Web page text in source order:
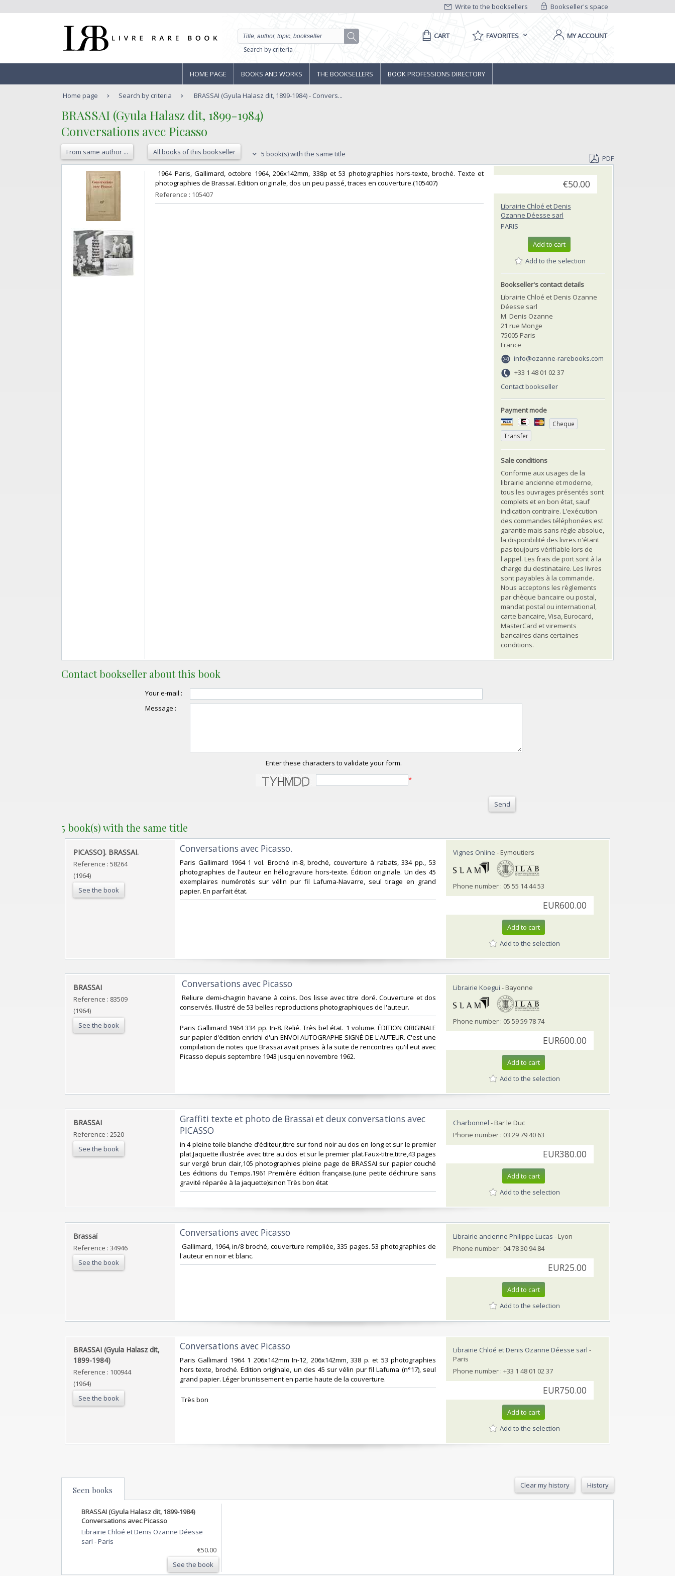
Bookseller's space
Write to the booksellers
Search by criteria
CART FAVORITES MY ACCOUNT
HOME PAGE BOOKS AND WORKS THE BOOKSELLERS BOOK PROFESSIONS DIRECTORY
Home page Search by criteria BRASSAI (Gyula Halasz dit, 1899-1984) - Convers...
‎BRASSAI (Gyula Halasz dit, 1899-1984)‎
‎Conversations avec Picasso‎
From same author ... All books of this bookseller 5 book(s) with the same title
PDF
‎ 1964 Paris, Gallimard, octobre 1964, 206x142mm, 338p et 53 photographies hors-texte, broché. Texte et
photographies de Brassaï. Edition originale, dos un peu passé, traces en couverture.(105407) ‎
Reference : 105407
€50.00
Librairie Chloé et Denis
Ozanne Déesse sarl
PARIS
Add to cart
Add to the selection
Bookseller's contact details
Librairie Chloé et Denis Ozanne
Déesse sarl
M. Denis Ozanne
21 rue Monge
75005 Paris
France
info@ozanne-rarebooks.com
+33 1 48 01 02 37
Contact bookseller
Payment mode
Cheque
Transfer
Sale conditions
Conforme aux usages de la
librairie ancienne et moderne,
tous les ouvrages présentés sont
complets et en bon état, sauf
indication contraire. L'exécution
des commandes téléphonées est
garantie mais sans règle absolue,
la disponibilité des livres n'étant
pas toujours vérifiable lors de
l'appel. Les frais de port sont à la
charge du destinataire. Les livres
sont payables à la commande.
Nous acceptons les règlements
par chèque bancaire ou postal,
mandat postal ou international,
carte bancaire, Visa, Eurocard,
MasterCard et virements
bancaires dans certaines
conditions.
Contact bookseller about this book
Your e-mail :
Message :
Enter these characters to validate your form.
*
Send
5 book(s) with the same title
‎PICASSO]. BRASSAI.‎
Reference : 58264
(1964)
See the book
‎Conversations avec Picasso.‎
‎Paris Gallimard 1964 1 vol. Broché in-8, broché, couverture à rabats, 334 pp., 53
photographies de l'auteur en héliogravure hors-texte. Édition originale. Un des 45
exemplaires numérotés sur vélin pur fil Lafuma-Navarre, seul tirage en grand
papier. En parfait état.‎
Vignes Online - Eymoutiers
Phone number : 05 55 14 44 53
EUR600.00
Add to cart
Add to the selection
‎BRASSAI‎
Reference : 83509
(1964)
See the book
‎ Conversations avec Picasso ‎
‎ Reliure demi-chagrin havane à coins. Dos lisse avec titre doré. Couverture et dos
conservés. Illustré de 53 belles reproductions photographiques de l'auteur. ‎
‎Paris Gallimard 1964 334 pp. In-8. Relié. Très bel état. 1 volume. ÉDITION ORIGINALE
sur papier d'édition enrichi d'un ENVOI AUTOGRAPHE SIGNÉ DE L'AUTEUR. C'est une
compilation de notes que Brassai avait prises à la suite de rencontres qu'il eut avec
Picasso depuis septembre 1943 jusqu'en novembre 1962. ‎
Librairie Koegui - Bayonne
Phone number : 05 59 59 78 74
EUR600.00
Add to cart
Add to the selection
‎BRASSAI‎
Reference : 2520
See the book
‎Graffiti texte et photo de Brassaï et deux conversations avec
PICASSO‎
‎in 4 pleine toile blanche d’éditeur,titre sur fond noir au dos en long et sur le premier
plat.Jaquette illustrée avec titre au dos et sur le premier plat.Faux-titre,titre,43 pages
sur vergé brun clair,105 photographies pleine page de BRASSAI sur papier couché
Les éditions du Temps.1961 Première édition française.(une petite déchirure sans
gravité réparée à la jaquette)sinon Très bon état ‎
Charbonnel - Bar le Duc
Phone number : 03 29 79 40 63
EUR380.00
Add to cart
Add to the selection
‎Brassaï‎
Reference : 34946
See the book
‎Conversations avec Picasso‎
‎ Gallimard, 1964, in/8 broché, couverture rempliée, 335 pages. 53 photographies de
l'auteur en noir et blanc.‎
Librairie ancienne Philippe Lucas - Lyon
Phone number : 04 78 30 94 84
EUR25.00
Add to cart
Add to the selection
‎BRASSAI (Gyula Halasz dit,
1899-1984) ‎
Reference : 100944
(1964)
See the book
‎Conversations avec Picasso‎
‎Paris Gallimard 1964 1 206x142mm In-12, 206x142mm, 338 p. et 53 photographies
hors texte, broché. Edition originale, un des 45 sur vélin pur fil Lafuma (n°17), seul
grand papier. Léger brunissement en partie haute de la couverture. ‎
‎ Très bon ‎
Librairie Chloé et Denis Ozanne Déesse sarl -
Paris
Phone number : +33 1 48 01 02 37
EUR750.00
Add to cart
Add to the selection
Seen books Clear my history History
BRASSAI (Gyula Halasz dit, 1899-1984)
Conversations avec Picasso
Librairie Chloé et Denis Ozanne Déesse
sarl -Paris
€50.00
See the book